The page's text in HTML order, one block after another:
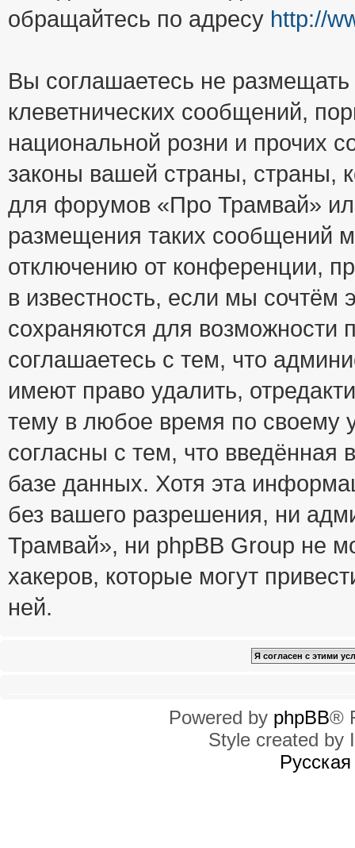
обращайтесь по адресу http://
Вы соглашаетесь не
клеветнических сообщений,
национальной розни и прочих
законы вашей страны, страны,
для форумов «Про Трамвай»
размещения таких сообщений
отключению от конференции,
в известность, если мы
сохраняются для возможности
соглашаетесь с тем, что
имеют право удалить,
тему в любое время по своему
согласны с тем, что
базе данных. Хотя эта
без вашего разрешения, ни
Трамвай», ни phpBB Group не
хакеров, которые могут
ней.
Powered by phpBB®
Style created by